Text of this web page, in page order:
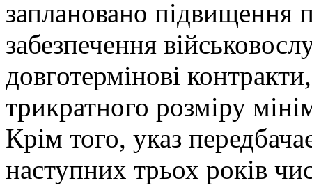
заплановано підвищення
забезпечення
довготермінові
трикратного розміру
Крім того, указ
наступних трьох років